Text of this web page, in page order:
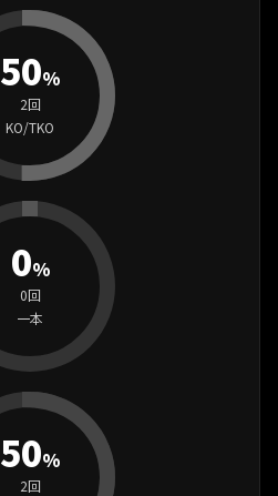
50%
2回
KO/TKO
0%
0回
一本
50%
2回